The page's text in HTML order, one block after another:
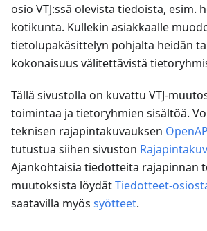
osio VTJ:ssä olevista tiedoista, esim.
kotikunta. Kullekin asiakkaalle
tietolupakäsittelyn pohjalta heidän
kokonaisuus välitettävistä
Tällä sivustolla on kuvattu VTJ-
toimintaa ja tietoryhmien sisältöä.
teknisen rajapintakuvauksen
tutustua siihen sivuston
Ajankohtaisia tiedotteita rajapinnan
muutoksista löydätTiedotteet-
saatavilla myös syötteet.